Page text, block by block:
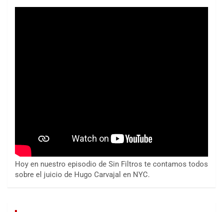
Hoy en nuestro episodio de Sin Filtros te contamos todos
sobre el juicio de Hugo Carvajal en NYC.